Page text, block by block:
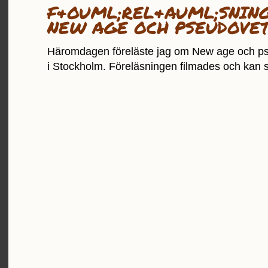
NEW AGE OCH
Häromdagen föreläste jag om New age och
i Stockholm. Föreläsningen filmades och kan